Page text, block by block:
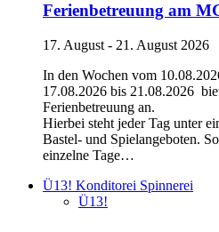
Ferienbetreuung am
17. August - 21. August 2026
In den Wochen vom
17.08.2026 bis 21.08.2026
Ferienbetreuung an.
Hierbei steht jeder Tag unter
Bastel- und Spielangeboten.
einzelne Tage…
Ü13! Konditorei Spinnerei
Ü13!